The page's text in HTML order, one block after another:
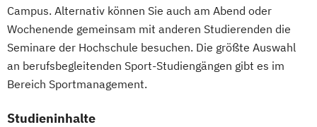
Campus. Alternativ können Sie auch am Abend oder
Wochenende gemeinsam mit anderen Studierenden die
Seminare der Hochschule besuchen. Die größte Auswahl
an berufsbegleitenden Sport-Studiengängen gibt es im
Bereich Sportmanagement.
Studieninhalte